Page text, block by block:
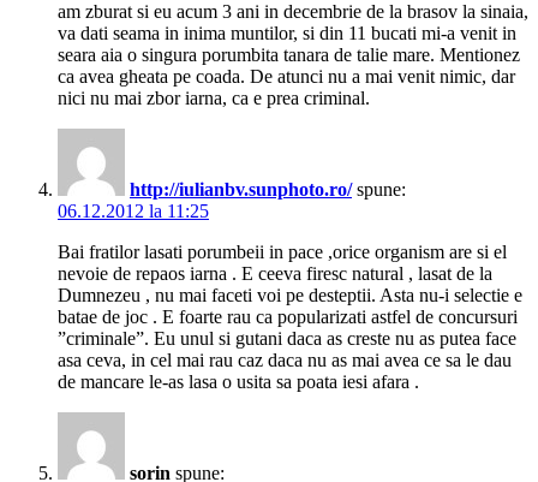
am zburat si eu acum 3 ani in decembrie de la brasov la sinaia,
va dati seama in inima muntilor, si din 11 bucati mi-a venit in
seara aia o singura porumbita tanara de talie mare. Mentionez
ca avea gheata pe coada. De atunci nu a mai venit nimic, dar
nici nu mai zbor iarna, ca e prea criminal.
http://iulianbv.sunphoto.ro/ spune:
06.12.2012 la 11:25
Bai fratilor lasati porumbeii in pace ,orice organism are si el
nevoie de repaos iarna . E ceeva firesc natural , lasat de la
Dumnezeu , nu mai faceti voi pe desteptii. Asta nu-i selectie e
batae de joc . E foarte rau ca popularizati astfel de concursuri
”criminale”. Eu unul si gutani daca as creste nu as putea face
asa ceva, in cel mai rau caz daca nu as mai avea ce sa le dau
de mancare le-as lasa o usita sa poata iesi afara .
sorin spune: